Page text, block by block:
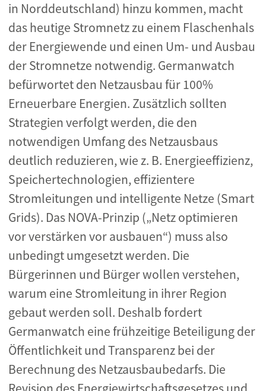
in Norddeutschland) hinzu kommen, macht
das heutige Stromnetz zu einem Flaschenhals
der Energiewende und einen Um- und Ausbau
der Stromnetze notwendig. Germanwatch
befürwortet den Netzausbau für 100%
Erneuerbare Energien. Zusätzlich sollten
Strategien verfolgt werden, die den
notwendigen Umfang des Netzausbaus
deutlich reduzieren, wie z. B. Energieeffizienz,
Speichertechnologien, effizientere
Stromleitungen und intelligente Netze (Smart
Grids). Das NOVA-Prinzip („Netz optimieren
vor verstärken vor ausbauen“) muss also
unbedingt umgesetzt werden. Die
Bürgerinnen und Bürger wollen verstehen,
warum eine Stromleitung in ihrer Region
gebaut werden soll. Deshalb fordert
Germanwatch eine frühzeitige Beteiligung der
Öffentlichkeit und Transparenz bei der
Berechnung des Netzausbaubedarfs. Die